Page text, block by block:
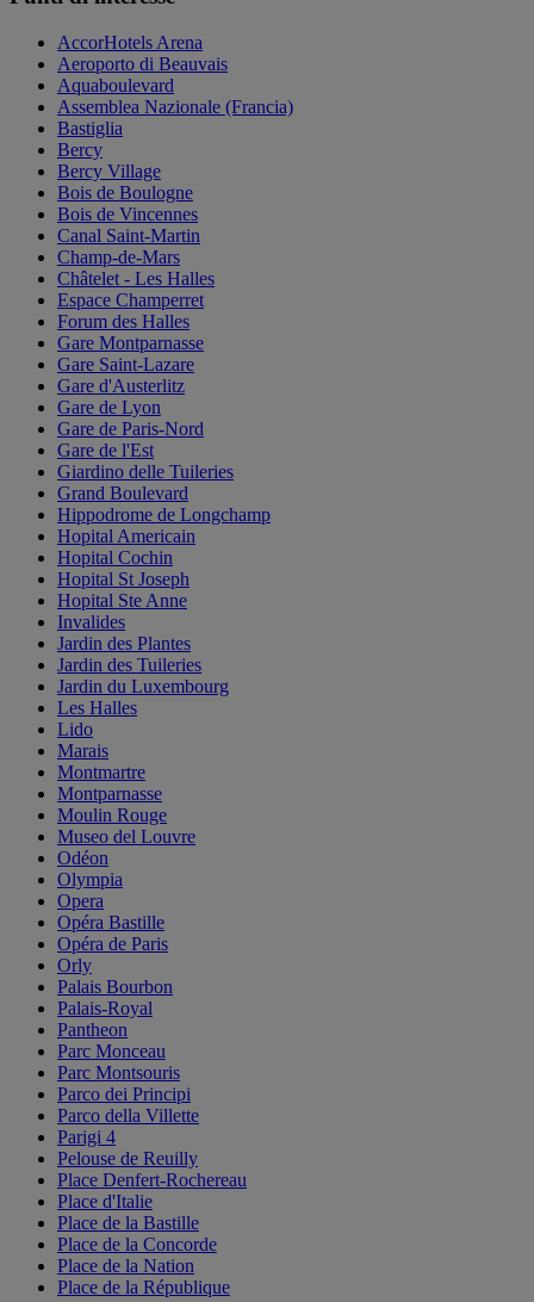
AccorHotels Arena
Aeroporto di Beauvais
Aquaboulevard
Assemblea Nazionale (Francia)
Bastiglia
Bercy
Bercy Village
Bois de Boulogne
Bois de Vincennes
Canal Saint-Martin
Champ-de-Mars
Châtelet - Les Halles
Espace Champerret
Forum des Halles
Gare Montparnasse
Gare Saint-Lazare
Gare d'Austerlitz
Gare de Lyon
Gare de Paris-Nord
Gare de l'Est
Giardino delle Tuileries
Grand Boulevard
Hippodrome de Longchamp
Hopital Americain
Hopital Cochin
Hopital St Joseph
Hopital Ste Anne
Invalides
Jardin des Plantes
Jardin des Tuileries
Jardin du Luxembourg
Les Halles
Lido
Marais
Montmartre
Montparnasse
Moulin Rouge
Museo del Louvre
Odéon
Olympia
Opera
Opéra Bastille
Opéra de Paris
Orly
Palais Bourbon
Palais-Royal
Pantheon
Parc Monceau
Parc Montsouris
Parco dei Principi
Parco della Villette
Parigi 4
Pelouse de Reuilly
Place Denfert-Rochereau
Place d'Italie
Place de la Bastille
Place de la Concorde
Place de la Nation
Place de la République